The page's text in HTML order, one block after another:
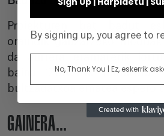
Proiekturen bat badut
oraindik gauzatzeko
da aurrera eramaterik
baina ‘Zortzitik infinitura’
bultzadatxoa ematea espero
GAINERA...
By signing up, you agree to
No, Thank You | Ez, eskerrik